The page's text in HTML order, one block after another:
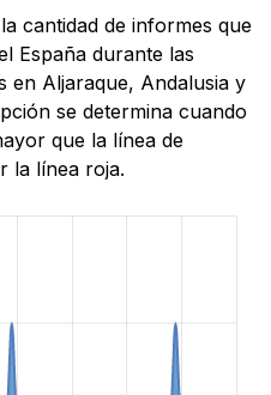
cantidad de informes que
España durante las
en Aljaraque, Andalusia y
se determina cuando
que la línea de
la línea roja.